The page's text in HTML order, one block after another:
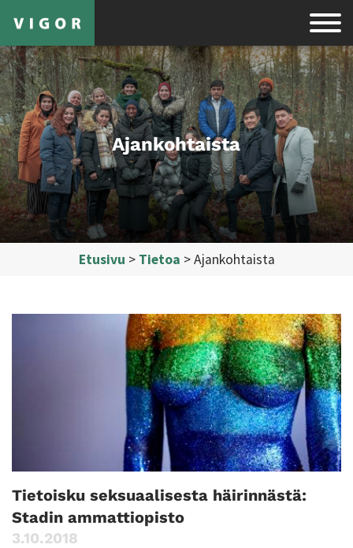
Ajankohtaista
Etusivu > Tietoa >Ajankohtaista
Tietoisku seksuaalisesta häirinnästä:
Stadin ammattiopisto
3.10.2018